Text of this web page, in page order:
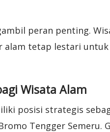
peran penting.
alam tetap lestari
Wisata Alam
posisi strategis
Tengger Semeru.